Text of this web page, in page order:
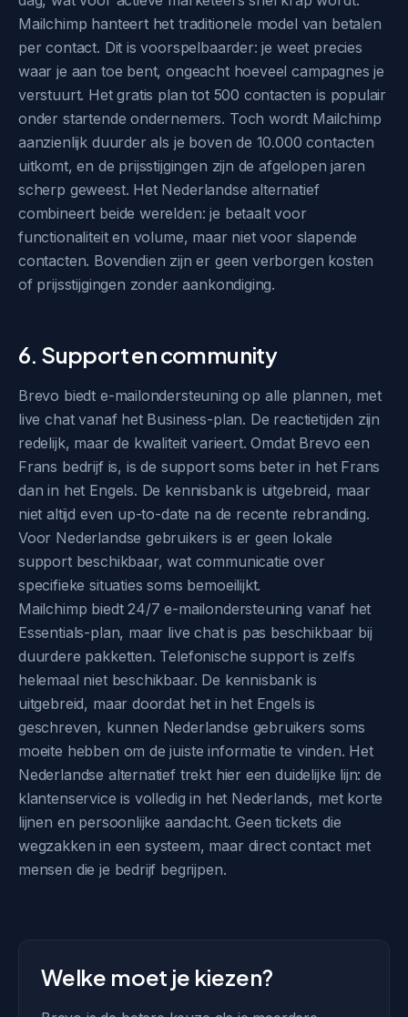
Mailchimp hanteert het traditionele model van betalen
per contact. Dit is voorspelbaarder: je weet precies
waar je aan toe bent, ongeacht hoeveel campagnes je
verstuurt. Het gratis plan tot 500 contacten is populair
onder startende ondernemers. Toch wordt Mailchimp
aanzienlijk duurder als je boven de 10.000 contacten
uitkomt, en de prijsstijgingen zijn de afgelopen jaren
scherp geweest. Het Nederlandse alternatief
combineert beide werelden: je betaalt voor
functionaliteit en volume, maar niet voor slapende
contacten. Bovendien zijn er geen verborgen kosten
of prijsstijgingen zonder aankondiging.
6. Support en community
Brevo biedt e-mailondersteuning op alle plannen, met
live chat vanaf het Business-plan. De reactietijden zijn
redelijk, maar de kwaliteit varieert. Omdat Brevo een
Frans bedrijf is, is de support soms beter in het Frans
dan in het Engels. De kennisbank is uitgebreid, maar
niet altijd even up-to-date na de recente rebranding.
Voor Nederlandse gebruikers is er geen lokale
support beschikbaar, wat communicatie over
specifieke situaties soms bemoeilijkt.
Mailchimp biedt 24/7 e-mailondersteuning vanaf het
Essentials-plan, maar live chat is pas beschikbaar bij
duurdere pakketten. Telefonische support is zelfs
helemaal niet beschikbaar. De kennisbank is
uitgebreid, maar doordat het in het Engels is
geschreven, kunnen Nederlandse gebruikers soms
moeite hebben om de juiste informatie te vinden. Het
Nederlandse alternatief trekt hier een duidelijke lijn: de
klantenservice is volledig in het Nederlands, met korte
lijnen en persoonlijke aandacht. Geen tickets die
wegzakken in een systeem, maar direct contact met
mensen die je bedrijf begrijpen.
Welke moet je kiezen?